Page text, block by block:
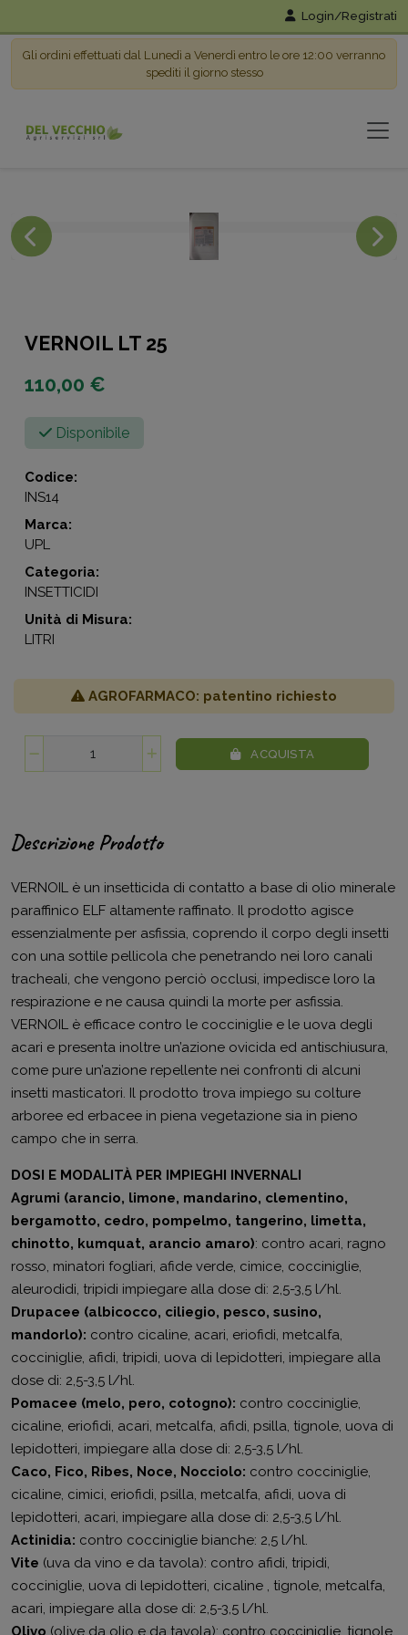
Login/Registrati
Gli ordini effettuati dal Lunedì a Venerdì entro le ore 12:00 verranno
spediti il giorno stesso
VERNOIL LT 25
110,00 €
Disponibile
Codice:
INS14
Marca:
UPL
Categoria:
INSETTICIDI
Unità di Misura:
LITRI
AGROFARMACO: patentino richiesto
ACQUISTA
Descrizione Prodotto
VERNOIL è un insetticida di contatto a base di olio minerale
paraffinico ELF altamente raffinato. Il prodotto agisce
essenzialmente per asfissia, coprendo il corpo degli insetti
con una sottile pellicola che penetrando nei loro canali
tracheali, che vengono perciò occlusi, impedisce loro la
respirazione e ne causa quindi la morte per asfissia.
VERNOIL è efficace contro le cocciniglie e le uova degli
acari e presenta inoltre un’azione ovicida ed antischiusura,
come pure un’azione repellente nei confronti di alcuni
insetti masticatori. Il prodotto trova impiego su colture
arboree ed erbacee in piena vegetazione sia in pieno
campo che in serra.
DOSI E MODALITÀ PER IMPIEGHI INVERNALI
Agrumi (arancio, limone, mandarino, clementino,
bergamotto, cedro, pompelmo, tangerino, limetta,
chinotto, kumquat, arancio amaro): contro acari, ragno
rosso, minatori fogliari, afide verde, cimice, cocciniglie,
aleurodidi, tripidi impiegare alla dose di: 2,5-3,5 l/hl.
Drupacee (albicocco, ciliegio, pesco, susino,
mandorlo): contro cicaline, acari, eriofidi, metcalfa,
cocciniglie, afidi, tripidi, uova di lepidotteri, impiegare alla
dose di: 2,5-3,5 l/hl.
Pomacee (melo, pero, cotogno): contro cocciniglie,
cicaline, eriofidi, acari, metcalfa, afidi, psilla, tignole, uova di
lepidotteri, impiegare alla dose di: 2,5-3,5 l/hl.
Caco, Fico, Ribes, Noce, Nocciolo: contro cocciniglie,
cicaline, cimici, eriofidi, psilla, metcalfa, afidi, uova di
lepidotteri, acari, impiegare alla dose di: 2,5-3,5 l/hl.
Actinidia: contro cocciniglie bianche: 2,5 l/hl.
Vite (uva da vino e da tavola): contro afidi, tripidi,
cocciniglie, uova di lepidotteri, cicaline , tignole, metcalfa,
acari, impiegare alla dose di: 2,5-3,5 l/hl.
Olivo (olive da olio e da tavola): contro cocciniglie, tignole,